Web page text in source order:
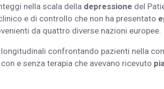
nella scala della depressione del
e di controllo che non ha presentato
da quattro diverse nazioni europee.
confrontando pazienti nella
e senza terapia che avevano ricevuto